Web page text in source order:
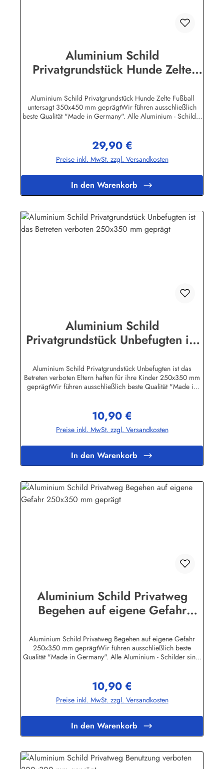
Aluminium Schild
Privatgrundstück Hunde Zelte
geprägt
Aluminium Schild Privatgrundstück Hunde Zelte Fußball
untersagt 350x450 mm geprägtWir führen ausschließlich
beste Qualität "Made in Germany". Alle Aluminium - Schilder
Produktabbildungen sind feine, weisse waagerechte Linien zu
erkennen. Es handelt sich dabei nur um ein technisches
Problem bei den Bild-Dateien. Auf den Schildern selbst sind
vorhanden!Herstellerinformationen:Heinrich Klar Schilder-
und Etikettenfabrik GmbH & Co. KGNeuer Weg 12 –
1642111 Wuppertalinfo@schilder-klar.de
Regulärer Preis:
29,90 €
Preise inkl. MwSt. zzgl. Versandkosten
In den Warenkorb
Aluminium Schild
Privatgrundstück Unbefugten ist
mm geprägt
Aluminium Schild Privatgrundstück Unbefugten ist das
Betreten verboten Eltern haften für ihre Kinder 250x350 mm
geprägtWir führen ausschließlich beste Qualität "Made in
sind leicht erhöht.Herstellerinformationen:Heinrich Klar
Schilder- und Etikettenfabrik GmbH & Co. KGNeuer Weg 12
– 1642111 Wuppertalinfo@schilder-klar.de
Regulärer Preis:
10,90 €
Preise inkl. MwSt. zzgl. Versandkosten
In den Warenkorb
Aluminium Schild Privatweg
Begehen auf eigene Gefahr
Aluminium Schild Privatweg Begehen auf eigene Gefahr
250x350 mm geprägtWir führen ausschließlich beste
Qualität "Made in Germany". Alle Aluminium - Schilder sind,
erhöht.Herstellerinformationen:Heinrich Klar Schilder- und
Etikettenfabrik GmbH & Co. KGNeuer Weg 12 – 1642111
Wuppertalinfo@schilder-klar.de
Regulärer Preis:
10,90 €
Preise inkl. MwSt. zzgl. Versandkosten
In den Warenkorb